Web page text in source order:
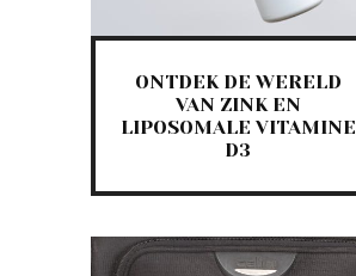
ONTDEK DE WERELD
VAN ZINK EN
LIPOSOMALE VITAMINE
D3